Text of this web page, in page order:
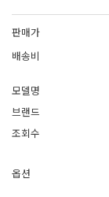
판매가
배송비
모델명
브랜드
조회수
옵션